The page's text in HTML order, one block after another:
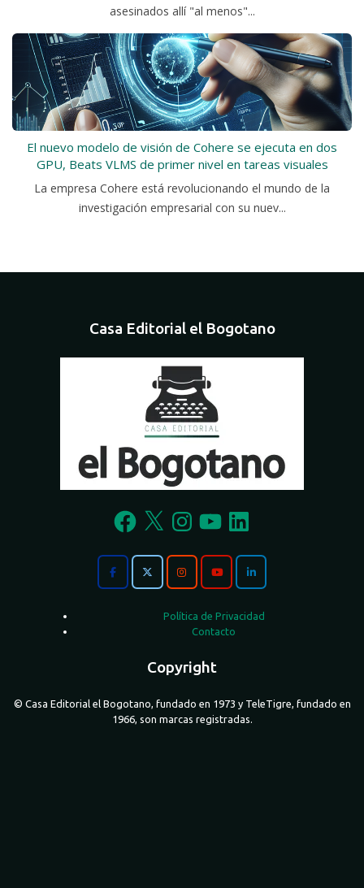
asesinados allí "al menos"...
El nuevo modelo de visión de Cohere se ejecuta en dos
GPU, Beats VLMS de primer nivel en tareas visuales
La empresa Cohere está revolucionando el mundo de la
investigación empresarial con su nuev...
Casa Editorial el Bogotano
Facebook
X InstagramYouTubeLinkedIn
Política de Privacidad
Contacto
Copyright
© Casa Editorial el Bogotano, fundado en 1973 y TeleTigre, fundado en
1966, son marcas registradas.